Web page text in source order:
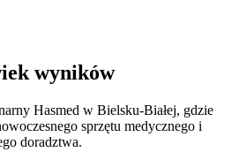
wyników
Hasmed w Bielsku-Białej, gdzie
sprzętu medycznego i
doradztwa.